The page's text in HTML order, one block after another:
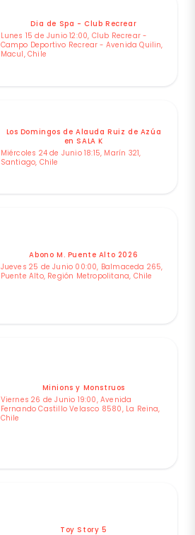
Dia de Spa - Club Recrear
Lunes 15 de Junio 12:00, Club Recrear -
Campo Deportivo Recrear - Avenida Quilin,
Macul, Chile
Los Domingos de Alauda Ruiz de Azúa
en SALA K
Miércoles 24 de Junio 18:15, Marín 321,
Santiago, Chile
Abono M. Puente Alto 2026
Jueves 25 de Junio 00:00, Balmaceda 265,
Puente Alto, Región Metropolitana, Chile
Minions y Monstruos
Viernes 26 de Junio 19:00, Avenida
Fernando Castillo Velasco 8580, La Reina,
Chile
Toy Story 5